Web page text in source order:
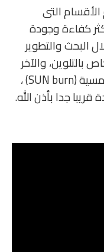
الأقسام التى
كفاءة وجودة
البحث والتطوير
بالتلوين، والآخر
خاص بحماية الثمار من اللفحة الشمسية (SUN burn) ،
جدا بأذن الله.